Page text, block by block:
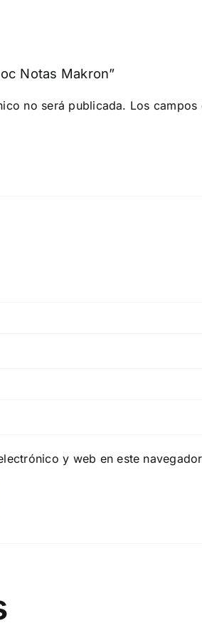
Notas Makron”
no será publicada. Los
y web en este